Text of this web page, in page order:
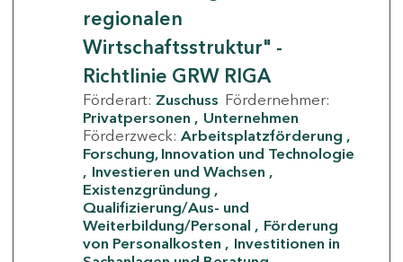
regionalen
Wirtschaftsstruktur" -
Richtlinie GRW RIGA
Förderart: Zuschuss Fördernehmer:
Privatpersonen
Unternehmen
Förderzweck: Arbeitsplatzförderung
Forschung, Innovation und Technologie
Investieren und Wachsen
Existenzgründung
Qualifizierung/Aus- und
Weiterbildung/Personal
Förderung
von Personalkosten
Investitionen in